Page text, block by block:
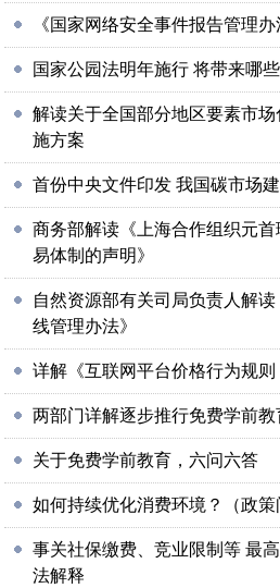
《国家网络安全事件报告管理
国家公园法明年施行 将带来哪
解读关于全国部分地区要素市
施方案
首份中央文件印发 我国碳市场
商务部解读《上海合作组织元
易体制的声明》
自然资源部有关司局负责人解
线管理办法》
详解《互联网平台价格行为规则
两部门详解逐步推行免费学前教
关于免费学前教育，六问六答
如何持续优化消费环境？（政策
事关社保缴费、竞业限制等 最
法解释